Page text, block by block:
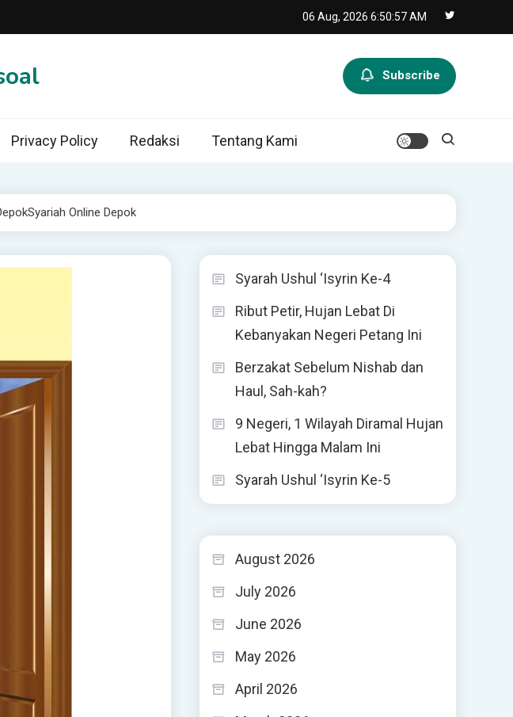
06 Aug, 2026 6:50:58 AM
Subscribe
Privacy Policy Redaksi Tentang Kami
Online Depok
Syarah Ushul ‘Isyrin Ke-4
Ribut Petir, Hujan Lebat Di
Kebanyakan Negeri Petang Ini
Berzakat Sebelum Nishab dan
Haul, Sah-kah?
9 Negeri, 1 Wilayah Diramal Hujan
Lebat Hingga Malam Ini
Syarah Ushul ‘Isyrin Ke-5
August 2026
July 2026
June 2026
May 2026
April 2026